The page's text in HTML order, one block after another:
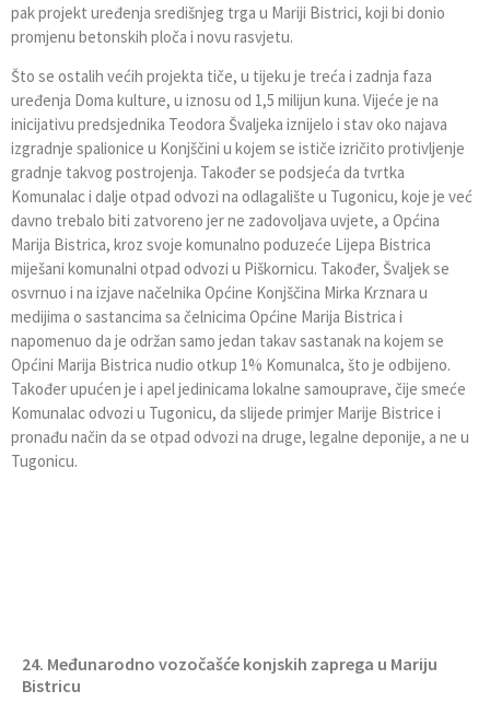
pak projekt uređenja središnjeg trga u Mariji Bistrici, koji bi donio
promjenu betonskih ploča i novu rasvjetu.
Što se ostalih većih projekta tiče, u tijeku je treća i zadnja faza
uređenja Doma kulture, u iznosu od 1,5 milijun kuna. Vijeće je na
inicijativu predsjednika Teodora Švaljeka iznijelo i stav oko najava
izgradnje spalionice u Konjščini u kojem se ističe izričito protivljenje
gradnje takvog postrojenja. Također se podsjeća da tvrtka
Komunalac i dalje otpad odvozi na odlagalište u Tugonicu, koje je već
davno trebalo biti zatvoreno jer ne zadovoljava uvjete, a Općina
Marija Bistrica, kroz svoje komunalno poduzeće Lijepa Bistrica
miješani komunalni otpad odvozi u Piškornicu. Također, Švaljek se
osvrnuo i na izjave načelnika Općine Konjščina Mirka Krznara u
medijima o sastancima sa čelnicima Općine Marija Bistrica i
napomenuo da je održan samo jedan takav sastanak na kojem se
Općini Marija Bistrica nudio otkup 1% Komunalca, što je odbijeno.
Također upućen je i apel jedinicama lokalne samouprave, čije smeće
Komunalac odvozi u Tugonicu, da slijede primjer Marije Bistrice i
pronađu način da se otpad odvozi na druge, legalne deponije, a ne u
Tugonicu.
24. Međunarodno vozočašće konjskih zaprega u Mariju
Bistricu